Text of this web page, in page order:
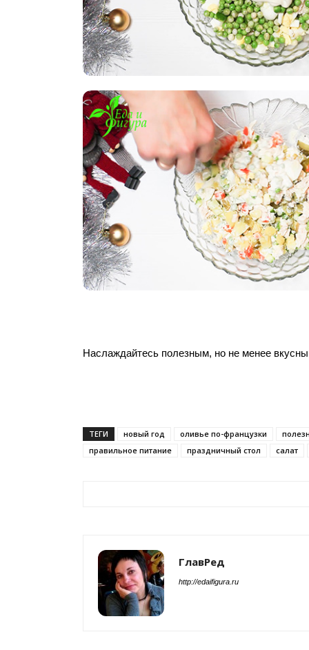
Наслаждайтесь полезным, но не менее
ТЕГИ новый год оливье по-французки
правильное питание
праздничный стол салат
ГлавРед
http://edaifigura.ru